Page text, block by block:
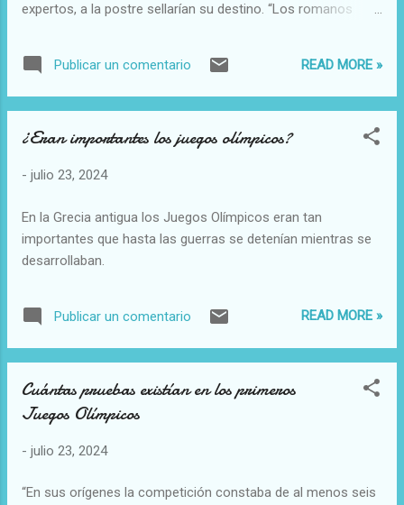
expertos, a la postre sellarían su destino. “Los romanos
(circo, teatro y anfiteatro) y también nuevos motivos de
celebración (fiestas religiosas o estatales como los
natalicios de los emperadores o triunfos militares)”.
Publicar un comentario READ MORE »
¿Eran importantes los juegos olímpicos?
- julio 23, 2024
En la Grecia antigua los Juegos Olímpicos eran tan
importantes que hasta las guerras se detenían mientras se
desarrollaban.
Publicar un comentario READ MORE »
Cuántas pruebas existían en los primeros
Juegos Olímpicos
- julio 23, 2024
“En sus orígenes la competición constaba de al menos seis